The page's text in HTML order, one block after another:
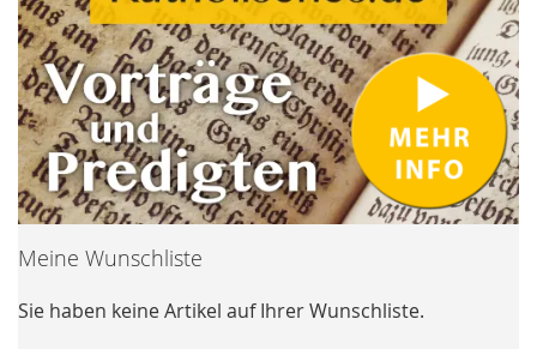
Meine Wunschliste
Sie haben keine Artikel auf Ihrer Wunschliste.